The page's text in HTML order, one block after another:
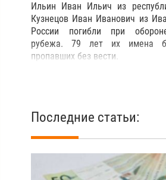
Ильин Иван Ильич из
Кузнецов Иван Иванович из
России погибли при
рубежа. 79 лет их имена
пропавших без вести.
Последние статьи: